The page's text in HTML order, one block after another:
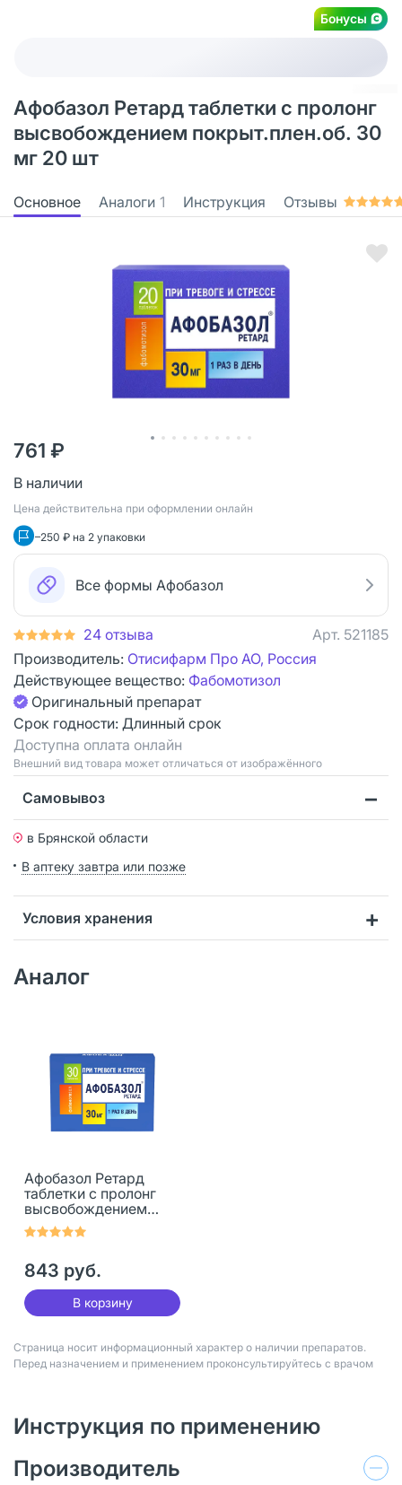
Бонусы
Афобазол Ретард таблетки с пролонг
высвобождением покрыт.плен.об. 30
мг 20 шт
Основное Аналоги 1 Инструкция Отзывы
761 ₽
В наличии
Цена действительна при оформлении онлайн
–250 ₽ на 2 упаковки
Все формы Афобазол
24 отзыва Арт. 521185
Производитель: Отисифарм Про АО, Россия
Действующее вещество: Фабомотизол
Оригинальный препарат
Срок годности: Длинный срок
Доступна оплата онлайн
Bнешний вид товара может отличаться от изображённого
Самовывоз
в Брянской области
В аптеку завтра или позже
Условия хранения
Аналог
Афобазол Ретард
таблетки с пролонг
высвобождением
покрыт.плен.об. 30 мг
30 шт
843 руб.
В корзину
Страница носит информационный характер о наличии препаратов.
Перед назначением и применением проконсультируйтесь с врачом
Инструкция по применению
Производитель